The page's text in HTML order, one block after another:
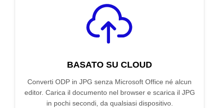
BASATO SU CLOUD
Converti ODP in JPG senza Microsoft Office né alcun
editor. Carica il documento nel browser e scarica il JPG
in pochi secondi, da qualsiasi dispositivo.